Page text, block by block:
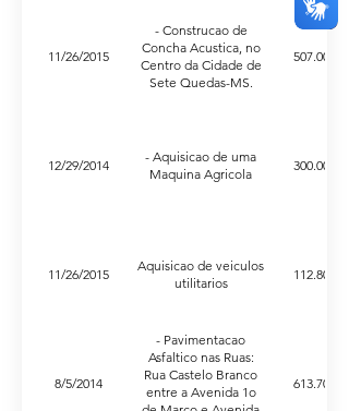
produtores rural.
11/26/2015
- Construcao de
Concha Acustica, no
Centro da Cidade de
Sete Quedas-MS.
507.000,00
12/29/2014
- Aquisicao de uma
Maquina Agricola
300.000,00
11/26/2015
Aquisicao de veiculos
utilitarios
112.800,00
8/5/2014
- Pavimentacao
Asfaltico nas Ruas:
Rua Castelo Branco
entre a Avenida 1o
613.705,40